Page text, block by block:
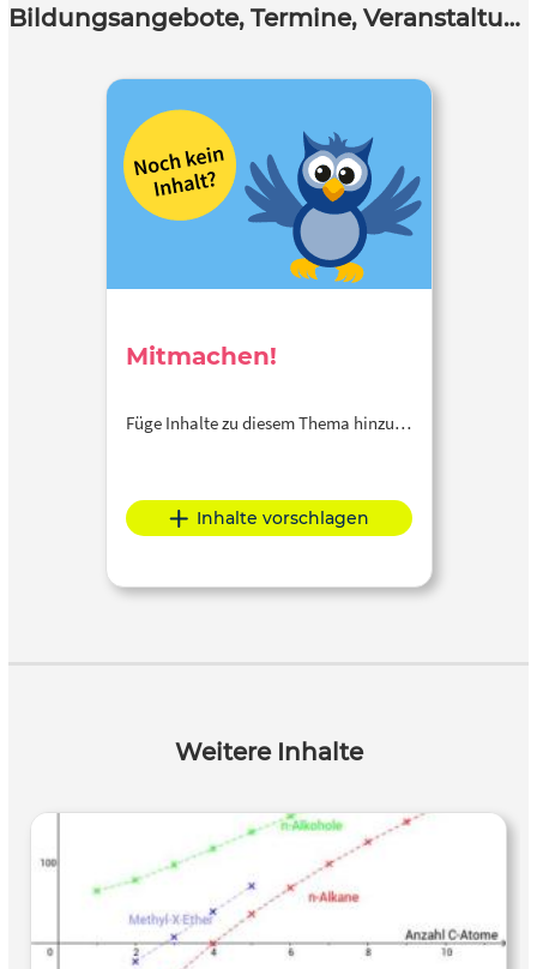
Bildungsangebote, Termine, Veranstaltungen
Mitmachen!
Füge Inhalte zu diesem Thema hinzu…
Inhalte vorschlagen
Weitere Inhalte